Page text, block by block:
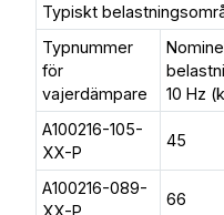
Typiskt
Typnummer
för
vajerdämpare
10 Hz
A100216-105-
XX-P
45
A100216-089-
XX-P
66